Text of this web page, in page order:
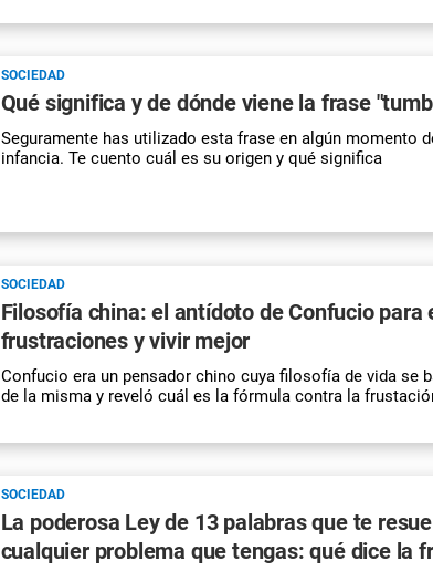
SOCIEDAD
Qué significa y de dónde viene la frase
Seguramente has utilizado esta fraseen algún momento
infancia. Te cuento cuál es su origen y qué significa
SOCIEDAD
Filosofía china: el antídoto de Confucio para
frustraciones y vivir mejor
Confucio era un pensador chino cuya filosofía de vida se
de la misma y reveló cuál es la fórmula contra la
SOCIEDAD
La poderosa Ley de 13 palabras que te
cualquier problema que tengas: qué dice la